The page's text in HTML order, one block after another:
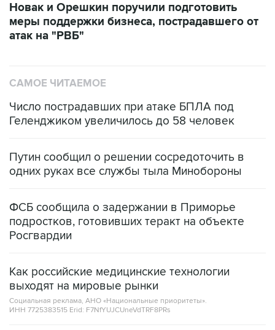
Новак и Орешкин поручили подготовить
меры поддержки бизнеса, пострадавшего от
атак на "РВБ"
САМОЕ ЧИТАЕМОЕ
Число пострадавших при атаке БПЛА под
Геленджиком увеличилось до 58 человек
Путин сообщил о решении сосредоточить в
одних руках все службы тыла Минобороны
ФСБ сообщила о задержании в Приморье
подростков, готовивших теракт на объекте
Росгвардии
Как российские медицинские технологии
выходят на мировые рынки
Социальная реклама, АНО «Национальные приоритеты».
ИНН 7725383515 Erid: F7NfYUJCUneVdTRF8PRs